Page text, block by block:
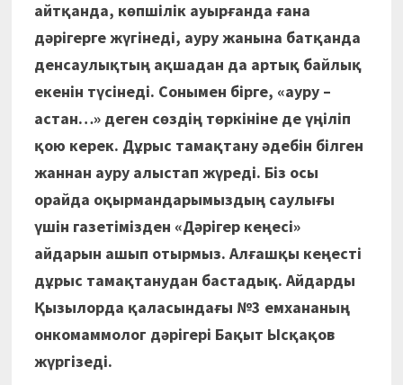
айтқанда, көпшілік ауырғанда ғана
дәрігерге жүгінеді, ауру жанына батқанда
денсаулықтың ақшадан да артық байлық
екенін түсінеді. Сонымен бірге, «ауру –
астан…» деген сөздің төркініне де үңіліп
қою керек. Дұрыс тамақтану әдебін білген
жаннан ауру алыстап жүреді. Біз осы
орайда оқырмандарымыздың саулығы
үшін газетімізден «Дәрігер кеңесі»
айдарын ашып отырмыз. Алғашқы кеңесті
дұрыс тамақтанудан бастадық. Айдарды
Қызылорда қаласындағы №3 емхананың
онкомаммолог дәрігері Бақыт Ысқақов
жүргізеді.